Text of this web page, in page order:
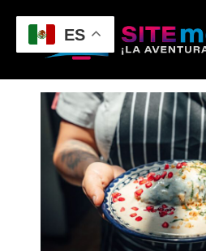
ES